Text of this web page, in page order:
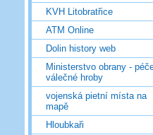
KVH Litobratřice
ATM Online
Dolin history web
Ministerstvo obrany -
válečné hroby
vojenská pietní místa na
mapě
Hloubkaři